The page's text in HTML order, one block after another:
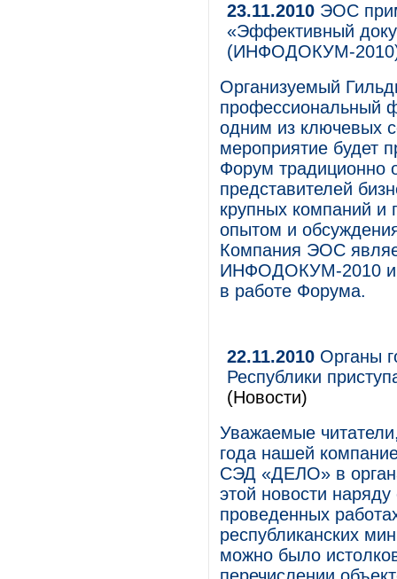
23.11.2010 ЭОС
«Эффективный
(ИНФОДОКУМ-
Организуемый
профессиональный
одним из ключевых
мероприятие будет
Форум традиционно
представителей
крупных компаний и
опытом и
Компания ЭОС
ИНФОДОКУМ-2010 и
в работе Форума.
22.11.2010 Органы
Республики
(Новости)
Уважаемые
года нашей
СЭД «ДЕЛО» в
этой новости
проведенных
республиканских
можно было